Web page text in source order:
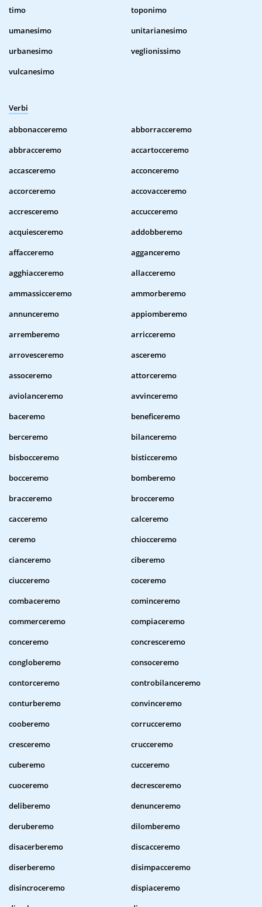
timo
toponimo
umanesimo
unitarianesimo
urbanesimo
veglionissimo
vulcanesimo
Verbi
abbonacceremo
abborracceremo
abbracceremo
accartocceremo
accasceremo
acconceremo
accorceremo
accovacceremo
accresceremo
accucceremo
acquiesceremo
addobberemo
affacceremo
agganceremo
agghiacceremo
allacceremo
ammassicceremo
ammorberemo
annunceremo
appiomberemo
arremberemo
arricceremo
arrovesceremo
asceremo
assoceremo
attorceremo
aviolanceremo
avvinceremo
baceremo
beneficeremo
berceremo
bilanceremo
bisbocceremo
bisticceremo
bocceremo
bomberemo
bracceremo
brocceremo
cacceremo
calceremo
ceremo
chiocceremo
cianceremo
ciberemo
ciucceremo
coceremo
combaceremo
cominceremo
commerceremo
compiaceremo
conceremo
concresceremo
congloberemo
consoceremo
contorceremo
controbilanceremo
conturberemo
convinceremo
cooberemo
corrucceremo
cresceremo
crucceremo
cuberemo
cucceremo
cuoceremo
decresceremo
deliberemo
denunceremo
deruberemo
dilomberemo
disacerberemo
discacceremo
diserberemo
disimpacceremo
disincroceremo
dispiaceremo